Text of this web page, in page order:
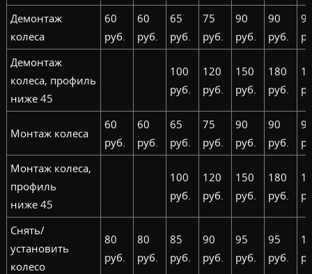
Демонтаж
колеса
60
руб.
60
руб.
65
руб.
75
руб.
90
руб.
90
руб.
Демонтаж
колеса, профиль
ниже 45
100
руб.
120
руб.
150
руб.
180
руб.
Монтаж колеса
60
руб.
60
руб.
65
руб.
75
руб.
90
руб.
90
руб.
Монтаж колеса,
профиль
ниже 45
100
руб.
120
руб.
150
руб.
180
руб.
Снять/
установить
колесо
80
руб.
80
руб.
85
руб.
90
руб.
95
руб.
95
руб.